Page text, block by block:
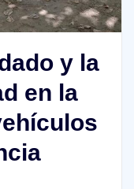
y la
en la